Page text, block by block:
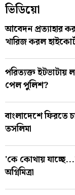
ভিডিয়ো
আবেদন প্রত্যাহার
খারিজ করল
পরিত্যক্ত ইটভাটায়
পেল পুলিশ?
বাংলাদেশে ফিরতে
তসলিমা
'কে কোথায়
অগ্নিমিত্রা